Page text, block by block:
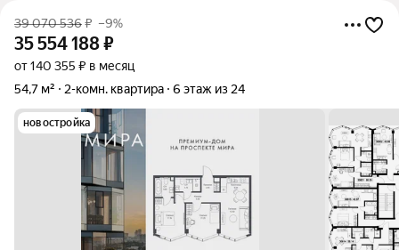
39 070 536₽ –9%
35 554 188₽
от 140 355 ₽ в месяц
54,7 м²
2-комн. квартира 6 этаж из 24
новостройка